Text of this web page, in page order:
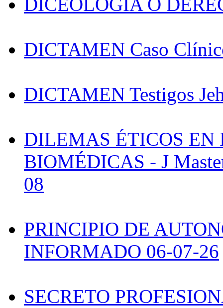
DICTAMEN Caso
DICTAMEN Testigos
DILEMAS ÉTICOS EN
BIOMÉDICAS - J
08
PRINCIPIO DE
INFORMADO 06-07-26
SECRETO